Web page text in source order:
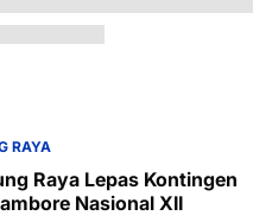
RAYA
Raya Lepas Kontingen
Nasional XII